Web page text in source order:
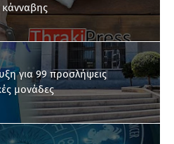
για 99 προσλήψεις
μονάδες